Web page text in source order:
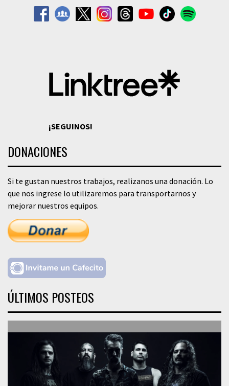
¡SEGUINOS!
DONACIONES
Si te gustan nuestros trabajos, realizanos una donación. Lo
que nos ingrese lo utilizaremos para transportarnos y
mejorar nuestros equipos.
ÚLTIMOS POSTEOS